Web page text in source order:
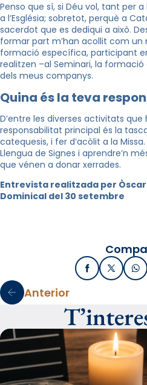
Penso que sí, si Déu vol, tant per
a l’Església; sobretot, perquè a
sacerdot que es dediqui a això.
formar part m’han acollit com un
formació específica, participant
realitzen –al Seminari, la
dels meus companys.
Quina és la teva
D’entre les diverses activitats
responsabilitat principal és la
catequesis, i fer d’acòlit a la
Llengua de Signes i aprendre’n
que vénen a donar xerrades.
Entrevista realitzada per
Dominical del 30 setembre
Facebook
X /
Anterior